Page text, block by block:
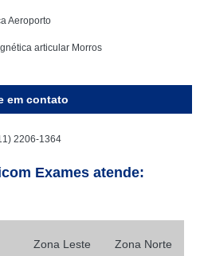
Aeroporto
articular Morros
em contato
2206-1364
Exames atende:
Zona Leste Zona Norte